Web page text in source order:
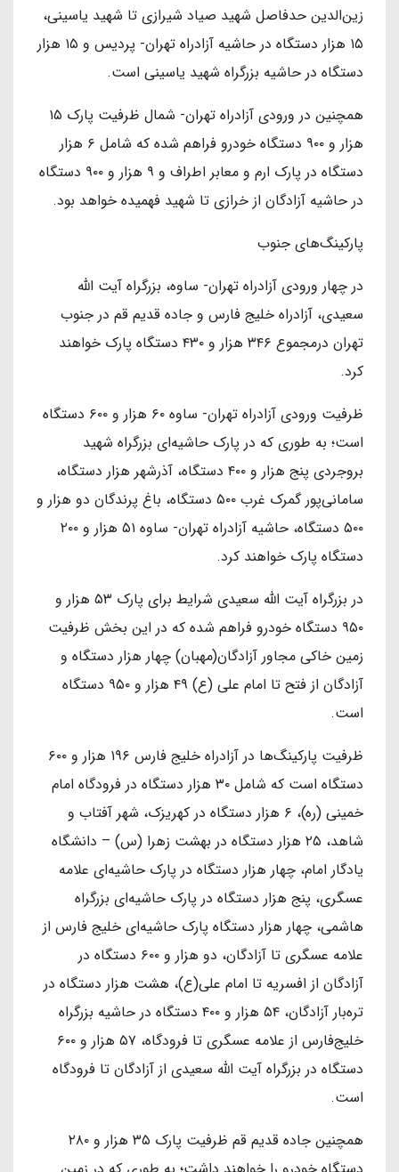
زین‌الدین حدفاصل شهید صیاد شیرازی تا شهید یاسینی،
۱۵ هزار دستگاه در حاشیه آزادراه تهران- پردیس و ۱۵ هزار
دستگاه در حاشیه بزرگراه شهید یاسینی است.
همچنین در ورودی آزادراه تهران- شمال ظرفیت پارک ۱۵
هزار و ۹۰۰ دستگاه خودرو فراهم شده که شامل ۶ هزار
دستگاه در پارک ارم و معابر اطراف و ۹ هزار و ۹۰۰ دستگاه
در حاشیه آزادگان از خرازی تا شهید فهمیده خواهد بود.
پارکینگ‌های جنوب
در چهار ورودی آزادراه تهران- ساوه، بزرگراه آیت الله
سعیدی، آزادراه خلیج فارس و جاده قدیم قم در جنوب
تهران درمجموع ۳۴۶ هزار و ۴۳۰ دستگاه پارک خواهند
کرد.
ظرفیت ورودی آزادراه تهران- ساوه ۶۰ هزار و ۶۰۰ دستگاه
است؛ به طوری که در پارک حاشیه‌ای بزرگراه شهید
بروجردی پنج هزار و ۴۰۰ دستگاه، آذرشهر هزار دستگاه،
سامانی‌پور گمرک غرب ۵۰۰ دستگاه، باغ پرندگان دو هزار و
۵۰۰ دستگاه، حاشیه آزادراه تهران- ساوه ۵۱ هزار و ۲۰۰
دستگاه پارک خواهند کرد.
در بزرگراه آیت الله سعیدی شرایط برای پارک ۵۳ هزار و
۹۵۰ دستگاه خودرو فراهم شده که در این بخش ظرفیت
زمین خاکی مجاور آزادگان(مهبان) چهار هزار دستگاه و
آزادگان از فتح تا امام علی (ع) ۴۹ هزار و ۹۵۰ دستگاه
است.
ظرفیت پارکینگ‌ها در آزادراه خلیج فارس ۱۹۶ هزار و ۶۰۰
دستگاه است که شامل ۳۰ هزار دستگاه در فرودگاه امام
خمینی (ره)، ۶ هزار دستگاه در کهریزک، شهر آفتاب و
شاهد، ۲۵ هزار دستگاه در بهشت زهرا (س) – دانشگاه
یادگار امام، چهار هزار دستگاه در پارک حاشیه‌ای علامه
عسگری، پنج هزار دستگاه در پارک حاشیه‌ای بزرگراه
هاشمی، چهار هزار دستگاه پارک حاشیه‌ای خلیج فارس از
علامه عسگری تا آزادگان، دو هزار و ۶۰۰ دستگاه در
آزادگان از افسریه تا امام علی(ع)، هشت هزار دستگاه در
تره‌بار آزادگان، ۵۴ هزار و ۴۰۰ دستگاه در حاشیه بزرگراه
خلیج‌فارس از علامه عسگری تا فرودگاه، ۵۷ هزار و ۶۰۰
دستگاه در بزرگراه آیت الله سعیدی از آزادگان تا فرودگاه
است.
همچنین جاده قدیم قم ظرفیت پارک ۳۵ هزار و ۲۸۰